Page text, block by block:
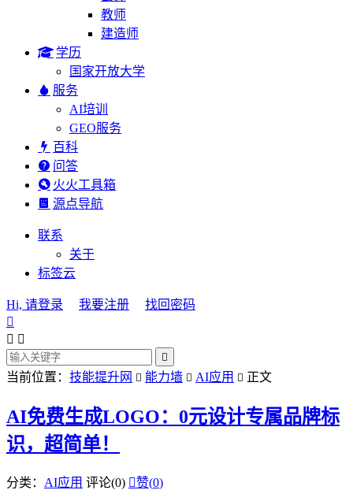
教师
建造师
学历
国家开放大学
服务
AI培训
GEO服务
百科
问答
火火工具箱
源点导航
联系
关于
标签云
Hi, 请登录 我要注册
找回密码

 

当前位置： 技能提升网  能力墙  AI应用  正文
AI免费生成LOGO：0元设计专属品牌标
识，超简单！
分类： AI应用 评论(0) 赞(0)